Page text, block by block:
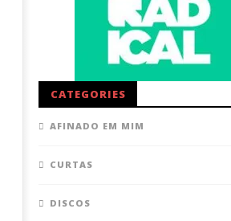
CATEGORIES
AFINADO EM MIM
CURTAS
DISCOS